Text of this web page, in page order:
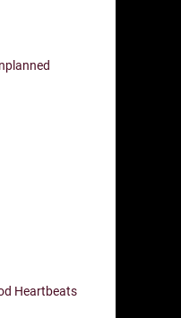
Heartbeats